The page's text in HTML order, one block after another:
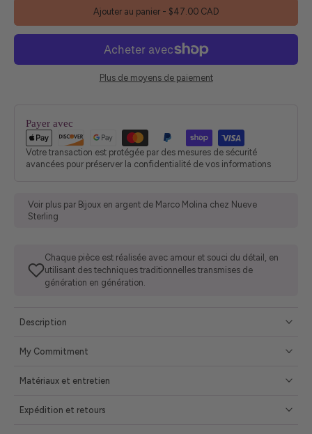
Ajouter au panier - $47.00 CAD
Plus de moyens de paiement
Payer avec
Votre transaction est protégée par des mesures de sécurité
avancées pour préserver la confidentialité de vos informations
Voir plus par Bijoux en argent de Marco Molina chez Nueve
Sterling
Chaque pièce est réalisée avec amour et souci du détail, en
utilisant des techniques traditionnelles transmises de
génération en génération.
Description
My Commitment
Matériaux et entretien
Expédition et retours